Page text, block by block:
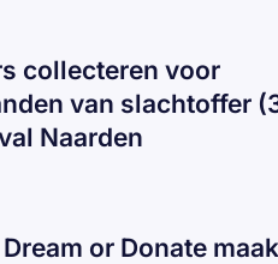
collecteren voor
van slachtoffer
Naarden
or Donate